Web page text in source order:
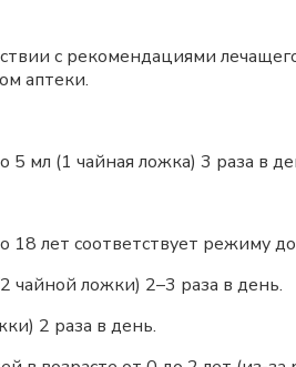
с рекомендациями
аптеки.
мл (1 чайная ложка) 3 раза в
лет соответствует режиму
чайной ложки) 2–3 раза в день.
2 раза в день.